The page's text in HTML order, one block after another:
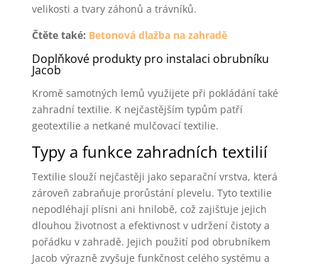
velikosti a tvary záhonů a trávníků.
Čtěte také: Betonová dlažba na zahradě
Doplňkové produkty pro instalaci obrubníku
Jacob
Kromě samotných lemů využijete při pokládání také
zahradní textilie. K nejčastějším typům patří
geotextilie a netkané mulčovací textilie.
Typy a funkce zahradních textilií
Textilie slouží nejčastěji jako separační vrstva, která
zároveň zabraňuje prorůstání plevelu. Tyto textilie
nepodléhají plísni ani hnilobě, což zajišťuje jejich
dlouhou životnost a efektivnost v udržení čistoty a
pořádku v zahradě. Jejich použití pod obrubníkem
Jacob výrazně zvyšuje funkčnost celého systému a